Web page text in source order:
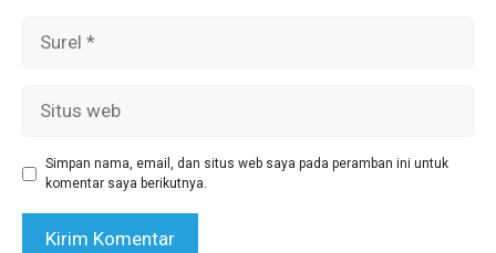
Simpan nama, email, dan situs web saya pada peramban ini untuk
komentar saya berikutnya.